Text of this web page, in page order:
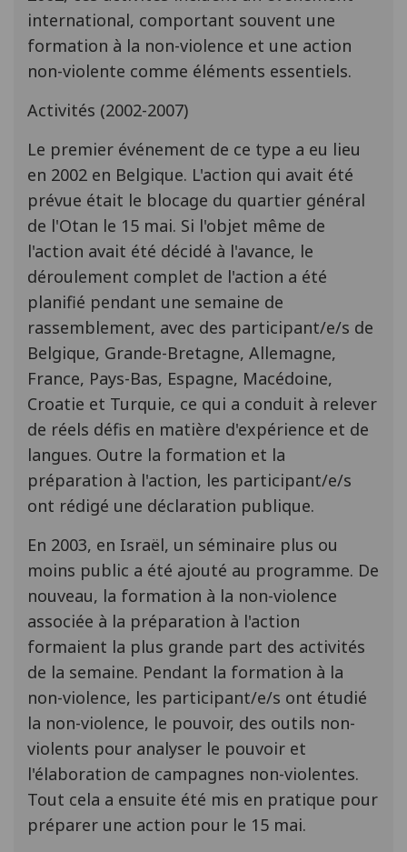
international, comportant souvent une
formation à la non-violence et une action
non-violente comme éléments essentiels.
Activités (2002-2007)
Le premier événement de ce type a eu lieu
en 2002 en Belgique. L'action qui avait été
prévue était le blocage du quartier général
de l'Otan le 15 mai. Si l'objet même de
l'action avait été décidé à l'avance, le
déroulement complet de l'action a été
planifié pendant une semaine de
rassemblement, avec des participant/e/s de
Belgique, Grande-Bretagne, Allemagne,
France, Pays-Bas, Espagne, Macédoine,
Croatie et Turquie, ce qui a conduit à relever
de réels défis en matière d'expérience et de
langues. Outre la formation et la
préparation à l'action, les participant/e/s
ont rédigé une déclaration publique.
En 2003, en Israël, un séminaire plus ou
moins public a été ajouté au programme. De
nouveau, la formation à la non-violence
associée à la préparation à l'action
formaient la plus grande part des activités
de la semaine. Pendant la formation à la
non-violence, les participant/e/s ont étudié
la non-violence, le pouvoir, des outils non-
violents pour analyser le pouvoir et
l'élaboration de campagnes non-violentes.
Tout cela a ensuite été mis en pratique pour
préparer une action pour le 15 mai.